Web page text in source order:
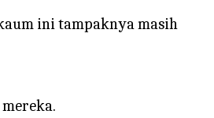
ini tampaknya masih